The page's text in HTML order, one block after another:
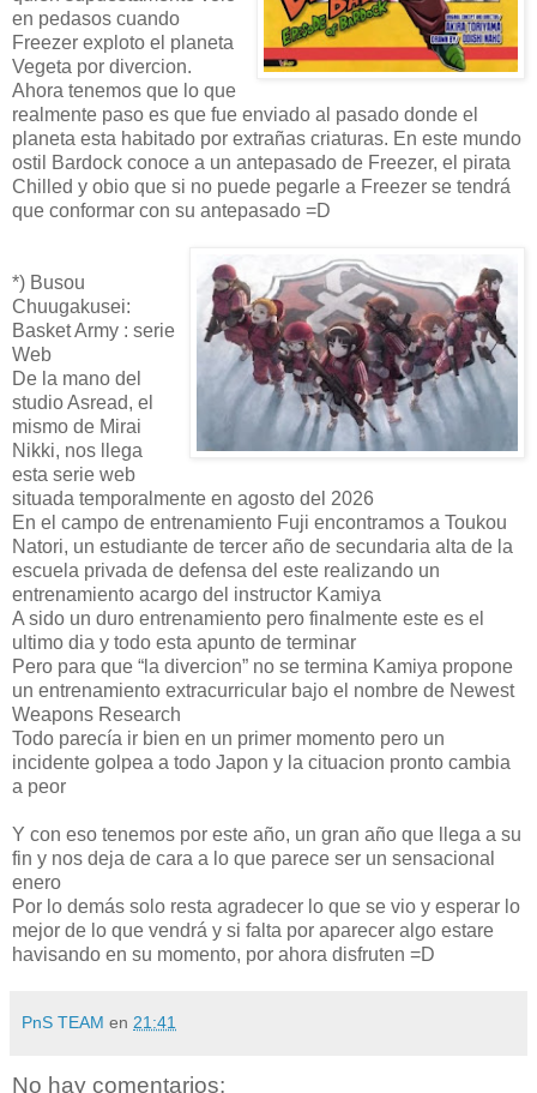
en pedasos cuando
Freezer exploto el planeta
Vegeta por divercion.
Ahora tenemos que lo que
realmente paso es que fue enviado al pasado donde el
planeta esta habitado por extrañas criaturas. En este mundo
ostil Bardock conoce a un antepasado de Freezer, el pirata
Chilled y obio que si no puede pegarle a Freezer se tendrá
que conformar con su antepasado =D
*) Busou
Chuugakusei:
Basket Army : serie
Web
De la mano del
studio Asread, el
mismo de Mirai
Nikki, nos llega
esta serie web
situada temporalmente en agosto del 2026
En el campo de entrenamiento Fuji encontramos a Toukou
Natori, un estudiante de tercer año de secundaria alta de la
escuela privada de defensa del este realizando un
entrenamiento acargo del instructor Kamiya
A sido un duro entrenamiento pero finalmente este es el
ultimo dia y todo esta apunto de terminar
Pero para que “la divercion” no se termina Kamiya propone
un entrenamiento extracurricular bajo el nombre de Newest
Weapons Research
Todo parecía ir bien en un primer momento pero un
incidente golpea a todo Japon y la cituacion pronto cambia
a peor
Y con eso tenemos por este año, un gran año que llega a su
fin y nos deja de cara a lo que parece ser un sensacional
enero
Por lo demás solo resta agradecer lo que se vio y esperar lo
mejor de lo que vendrá y si falta por aparecer algo estare
havisando en su momento, por ahora disfruten =D
PnS TEAM en 21:41
No hay comentarios: